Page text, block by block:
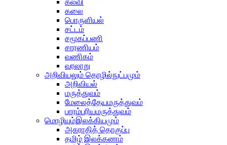
கல்வி
கலை
பொருளியல்
சட்டம்
சமூகப்பணி
சாரணியம்
வணிகம்
வரலாறு
அறிவியலும் தொழில்நுட்பமும்
அறிவியல்
மருத்துவம்
மேலைத்தேயமருத்துவம்
பாரம்பரியமருத்துவம்
மொழியும்இலக்கியமும்
அகராதித் தொகுப்பு
தமிழ் இலக்கணம்